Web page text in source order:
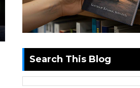
Search This Blog